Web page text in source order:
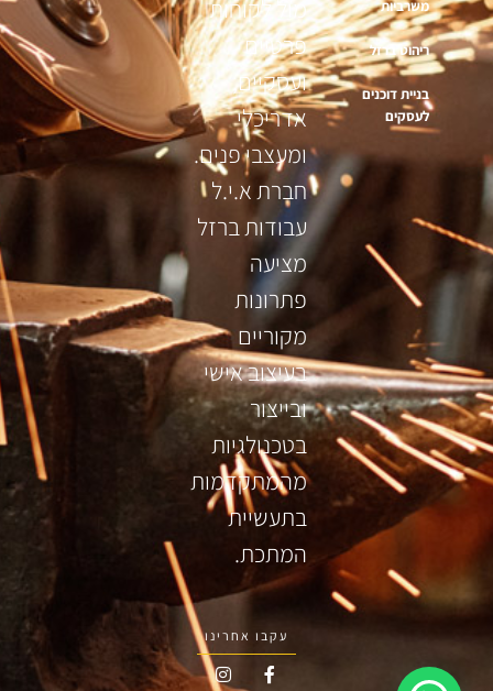
משרביות
ריהוט ברזל
בניית דוכנים
לעסקים
מול לקוחות
פרטיים
ועסקיים,
אדריכלי
ומעצבי פנים.
חברת א.י.ל
עבודות ברזל
מציעה
פתרונות
מקוריים
בעיצוב אישי
ובייצור
בטכנולגיות
מהמתקדמות
בתעשיית
המתכת.
עקבו אחרינו